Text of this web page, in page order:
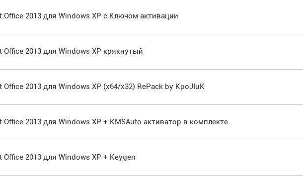
Office 2013 для Windows XP с Ключом активации
Office 2013 для Windows XP крякнутый
Office 2013 для Windows XP (x64/x32) RePack by KpoJIuK
Office 2013 для Windows XP + KMSAuto активатор в комплекте
Office 2013 для Windows XP + Keygen